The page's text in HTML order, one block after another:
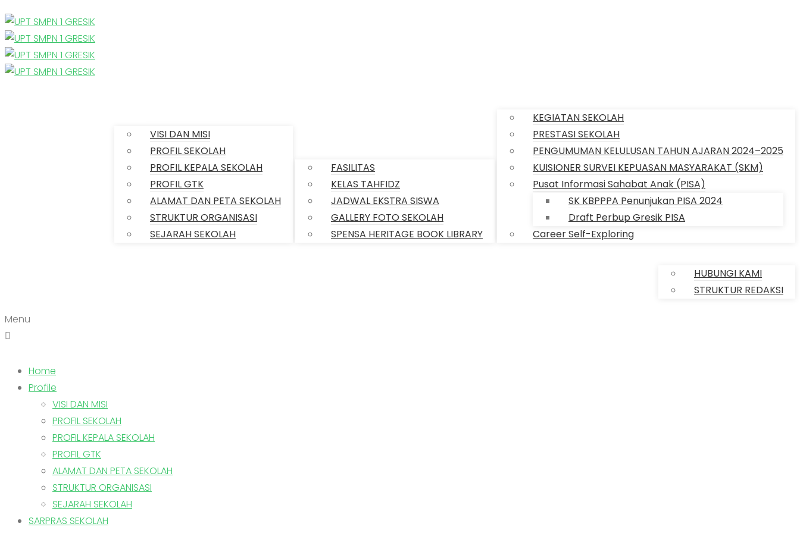
VISI DAN MISI
PROFIL SEKOLAH
PROFIL KEPALA SEKOLAH
PROFIL GTK
ALAMAT DAN PETA SEKOLAH
STRUKTUR ORGANISASI
SEJARAH SEKOLAH
FASILITAS
KELAS TAHFIDZ
JADWAL EKSTRA SISWA
GALLERY FOTO SEKOLAH
SPENSA HERITAGE BOOK LIBRARY
KEGIATAN SEKOLAH
PRESTASI SEKOLAH
PENGUMUMAN KELULUSAN TAHUN AJARAN 2024–2025
KUISIONER SURVEI KEPUASAN MASYARAKAT (SKM)
Pusat Informasi Sahabat Anak (PISA)
SK KBPPPA Penunjukan PISA 2024
Draft Perbup Gresik PISA
Career Self-Exploring
HUBUNGI KAMI
STRUKTUR REDAKSI
Menu
Home
Profile
VISI DAN MISI
PROFIL SEKOLAH
PROFIL KEPALA SEKOLAH
PROFIL GTK
ALAMAT DAN PETA SEKOLAH
STRUKTUR ORGANISASI
SEJARAH SEKOLAH
SARPRAS SEKOLAH